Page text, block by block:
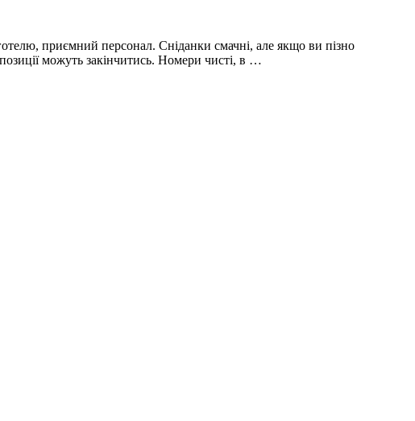
приємний персонал. Сніданки смачні, але якщо ви пізно
можуть закінчитись. Номери чисті, в …